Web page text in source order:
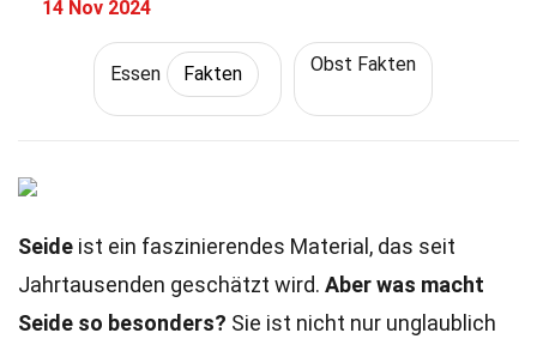
14 Nov 2024
Essen Fakten Obst Fakten
Seide ist ein faszinierendes Material, das seit
Jahrtausenden geschätzt wird. Aber was macht
Seide so besonders? Sie ist nicht nur unglaublich